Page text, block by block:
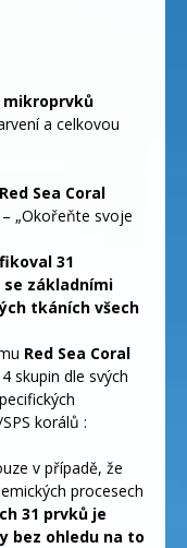
mikroprvků
a celkovou
Sea Coral
– „Okořeňte svoje
31
základními
tkáních všech
Red Sea Coral
skupin dle svých
korálů :
v případě, že
procesech
31 prvků je
bez ohledu na to